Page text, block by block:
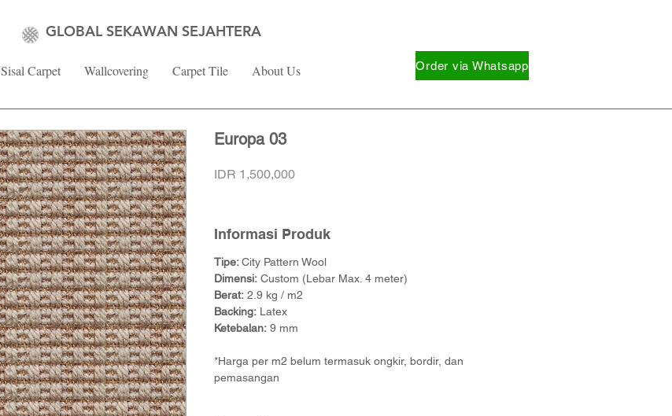
GLOBAL SEKAWAN SEJAHTERA
Sisal Carpet Wallcovering Carpet Tile About Us Order via Whatsapp
Europa 03
IDR 1,500,000Price
Informasi Produk
Tipe:City Pattern Wool
Dimensi: Custom (Lebar Max. 4 meter)
Berat: 2.9 kg / m2
Backing: Latex
Ketebalan: 9 mm
*Harga per m2 belum termasuk ongkir, bordir, dan
pemasangan